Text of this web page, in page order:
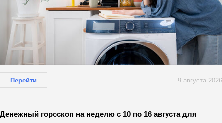
Перейти 9 августа 2026
Денежный гороскоп на неделю с 10 по 16 августа для